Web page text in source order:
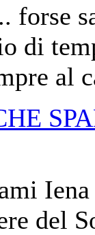
forse
di
al
Iena
del